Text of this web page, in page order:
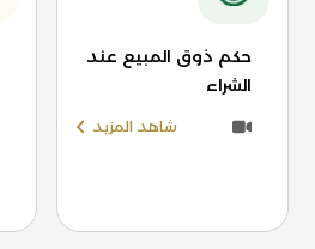
حكم ذوق المبيع عند
الشراء
شاهد المزيد